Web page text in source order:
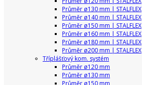
Průměr ø130 mm | STALFLEX
Průměr ø140 mm | STALFLEX
Průměr ø150 mm | STALFLEX
Průměr ø160 mm | STALFLEX
Průměr ø180 mm | STALFLEX
Průměr ø200 mm | STALFLEX
Tříplášťový kom. systém
Průměr ø120 mm
Průměr ø130 mm